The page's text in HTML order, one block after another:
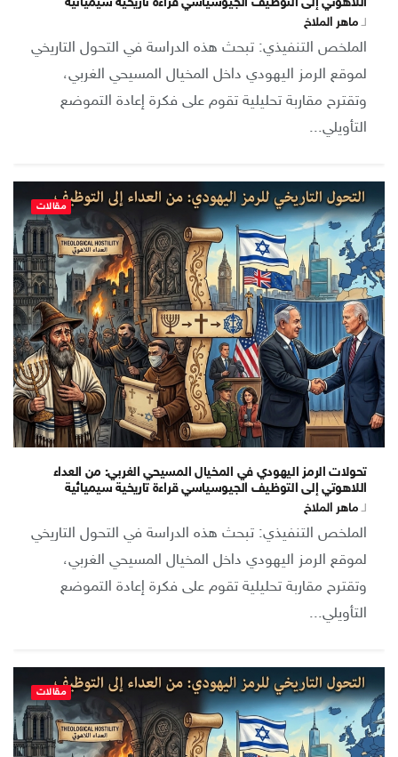
اللاهوتي إلى التوظيف الجيوسياسي قراءة تاريخية سيميائية
لـ ماهر الملاخ
الملخص التنفيذي: تبحث هذه الدراسة في التحول التاريخي
لموقع الرمز اليهودي داخل المخيال المسيحي الغربي،
وتقترح مقاربة تحليلية تقوم على فكرة إعادة التموضع
التأويلي...
مقالات
تحولات الرمز اليهودي في المخيال المسيحي الغربي: من العداء
اللاهوتي إلى التوظيف الجيوسياسي قراءة تاريخية سيميائية
لـ ماهر الملاخ
الملخص التنفيذي: تبحث هذه الدراسة في التحول التاريخي
لموقع الرمز اليهودي داخل المخيال المسيحي الغربي،
وتقترح مقاربة تحليلية تقوم على فكرة إعادة التموضع
التأويلي...
مقالات